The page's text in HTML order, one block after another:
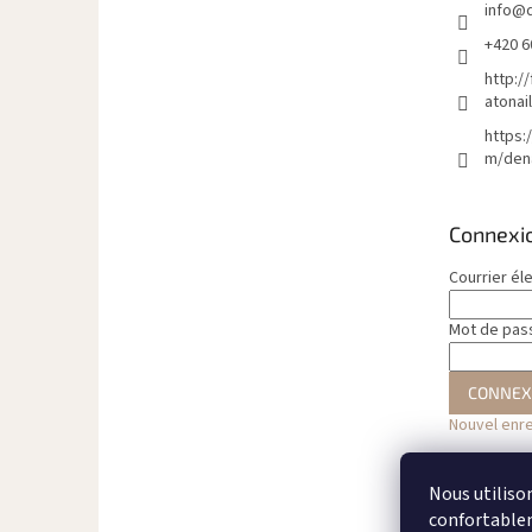
Nous
info@
+420
http://
m/
Courrier
Mot de
Nouvel